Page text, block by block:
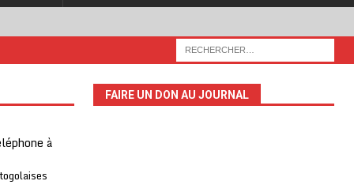
à
FAIRE UN DON AU JOURNAL